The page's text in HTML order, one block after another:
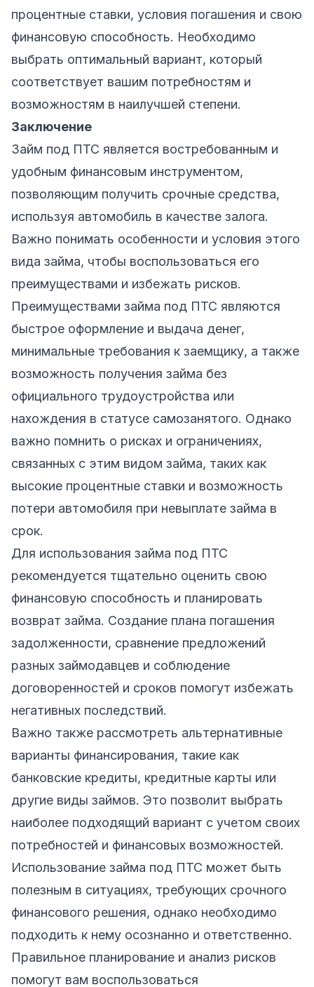
процентные ставки, условия погашения и свою
финансовую способность. Необходимо
выбрать оптимальный вариант, который
соответствует вашим потребностям и
возможностям в наилучшей степени.
Заключение
Займ под ПТС является востребованным и
удобным финансовым инструментом,
позволяющим получить срочные средства,
используя автомобиль в качестве залога.
Важно понимать особенности и условия этого
вида займа, чтобы воспользоваться его
преимуществами и избежать рисков.
Преимуществами займа под ПТС являются
быстрое оформление и выдача денег,
минимальные требования к заемщику, а также
возможность получения займа без
официального трудоустройства или
нахождения в статусе самозанятого. Однако
важно помнить о рисках и ограничениях,
связанных с этим видом займа, таких как
высокие процентные ставки и возможность
потери автомобиля при невыплате займа в
срок.
Для использования займа под ПТС
рекомендуется тщательно оценить свою
финансовую способность и планировать
возврат займа. Создание плана погашения
задолженности, сравнение предложений
разных займодавцев и соблюдение
договоренностей и сроков помогут избежать
негативных последствий.
Важно также рассмотреть альтернативные
варианты финансирования, такие как
банковские кредиты, кредитные карты или
другие виды займов. Это позволит выбрать
наиболее подходящий вариант с учетом своих
потребностей и финансовых возможностей.
Использование займа под ПТС может быть
полезным в ситуациях, требующих срочного
финансового решения, однако необходимо
подходить к нему осознанно и ответственно.
Правильное планирование и анализ рисков
помогут вам воспользоваться